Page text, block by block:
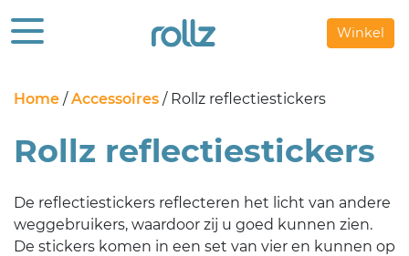
Winkel
Home /Accessoires / Rollz reflectiestickers
Rollz reflectiestickers
De reflectiestickers reflecteren het licht van andere
weggebruikers, waardoor zij u goed kunnen zien.
De stickers komen in een set van vier en kunnen op